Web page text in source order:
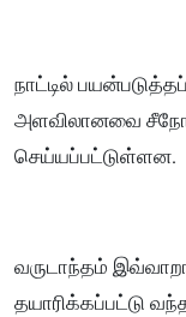
நாட்டில்
அளவிலானவை
செய்யப்பட்டுள்ளன.
வருடாந்தம்
தயாரிக்கப்பட்டு